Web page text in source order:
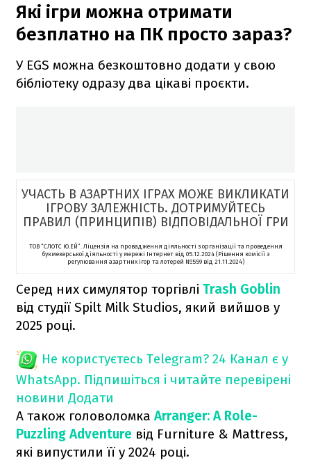
Які ігри можна отримати
безплатно на ПК просто зараз?
У EGS можна безкоштовно додати у свою
бібліотеку одразу два цікаві проєкти.
УЧАСТЬ В АЗАРТНИХ ІГРАХ МОЖЕ ВИКЛИКАТИ
ІГРОВУ ЗАЛЕЖНІСТЬ. ДОТРИМУЙТЕСЬ
ПРАВИЛ (ПРИНЦИПІВ) ВІДПОВІДАЛЬНОЇ ГРИ
ТОВ “СЛОТС Ю.ЕЙ”. Ліцензія на провадження діяльності з організації та проведення
букмекерської діяльності у мережі Інтернет від 05.12.2024 (Рішення комісії з
регулювання азартних ігор та лотерей №559 від 21.11.2024)
Серед них симулятор торгівлі Trash Goblin
від студії Spilt Milk Studios, який вийшов у
2025 році.
Не користуєтесь Telegram? 24 Канал є у
WhatsApp. Підпишіться і читайте перевірені
новини Додати
А також головоломка Arranger: A Role-
Puzzling Adventure від Furniture & Mattress,
які випустили її у 2024 році.